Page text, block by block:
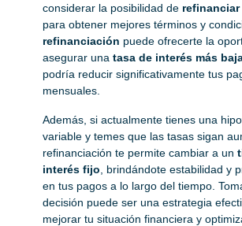
considerar la posibilidad de
para obtener mejores términos y
refinanciación puede ofrecerte la
asegurar una tasa de interés más
podría reducir significativamente tus
mensuales.
Además, si actualmente tienes una
variable y temes que las tasas sigan
refinanciación te permite cambiar a un
interés fijo , brindándote estabilidad y
en tus pagos a lo largo del tiempo.
decisión puede ser una estrategia
mejorar tu situación financiera y